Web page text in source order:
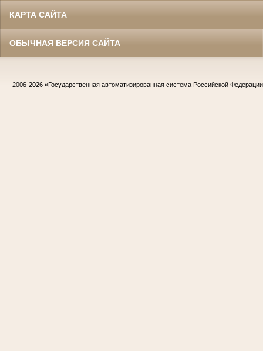
КАРТА САЙТА
ОБЫЧНАЯ ВЕРСИЯ САЙТА
2006-2026 «Государственная автоматизированная система Российской